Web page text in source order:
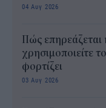
04 Αυγ 2026
Πώς επηρεάζεται
χρησιμοποιείτε
φορτίζει
03 Αυγ 2026